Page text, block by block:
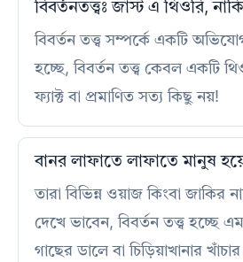
বিবর্তনতত্ত্বঃ জাস্ট এ থিওরি,
বিবর্তন তত্ত্ব সম্পর্কে একটি
হচ্ছে, বিবর্তন তত্ত্ব কেবল একটি
ফ্যাক্ট বা প্রমাণিত সত্য কিছু নয়!
বানর লাফাতে লাফাতে মানুষ
তারা বিভিন্ন ওয়াজ কিংবা জাকির
দেখে ভাবেন, বিবর্তন তত্ত্ব হচ্ছে
গাছের ডালে বা চিড়িয়াখানার